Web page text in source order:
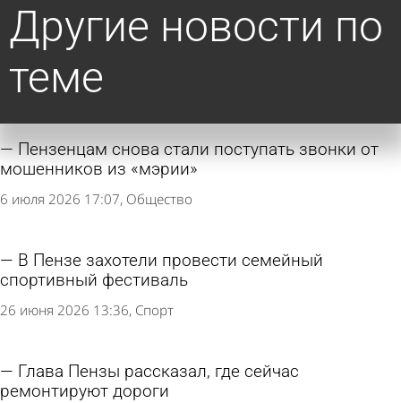
Другие новости по
теме
Пензенцам снова стали поступать звонки от
мошенников из «мэрии»
6 июля 2026 17:07 Общество
В Пензе захотели провести семейный
спортивный фестиваль
26 июня 2026 13:36 Спорт
Глава Пензы рассказал, где сейчас
ремонтируют дороги